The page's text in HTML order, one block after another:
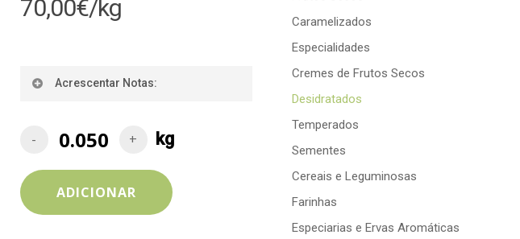
70,00€/kg
Acrescentar Notas:
ADICIONAR
Caramelizados
Especialidades
Cremes de Frutos Secos
Desidratados
Temperados
Sementes
Cereais e Leguminosas
Farinhas
Especiarias e Ervas Aromáticas